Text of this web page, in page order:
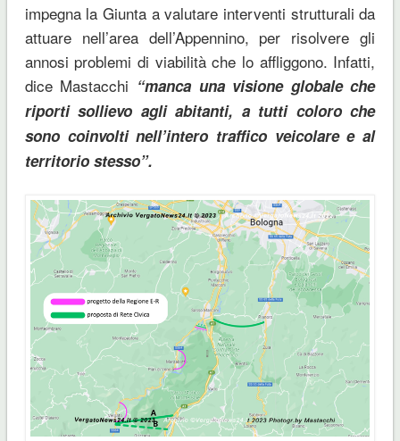
impegna la Giunta a valutare interventi strutturali da
attuare nell’area dell’Appennino, per risolvere gli
annosi problemi di viabilità che lo affliggono. Infatti,
dice Mastacchi “manca una visione globale che
riporti sollievo agli abitanti, a tutti coloro che
sono coinvolti nell’intero traffico veicolare e al
territorio stesso”.